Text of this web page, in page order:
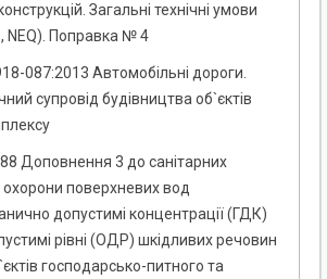
Загальні технічні умови
NEQ). Поправка № 4
087:2013 Автомобільні дороги.
супровід будівництва об`єктів
Доповнення 3 до санітарних
поверхневих вод
допустимі концентрації (ГДК)
рівні (ОДР) шкідливих речовин
господарсько-питного та